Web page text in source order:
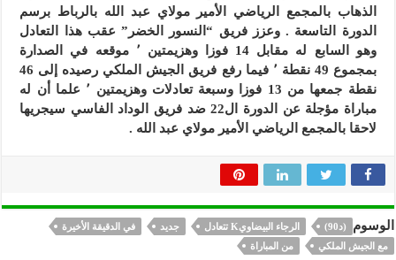
الذهاب بالمجمع الرياضي الأمير مولاي عبد الله بالرباط برسم
الدورة التاسعة . وعزز فريق “النسور الخضر” عقب هذا التعادل
وهو السابع له مقابل 14 فوزا وهزيمتين ٬ موقعه في الصدارة
بمجموع 49 نقطة ٬ فيما رفع فريق الجيش الملكي رصيده إلى 46
نقطة جمعها من 13 فوزا وسبعة تعادلات وهزيمتين ٬ علما أن له
مباراة مؤجلة عن الدورة ال22 ضد فريق الوداد الفاسي سيجريها
لاحقا بالمجمع الرياضي الأمير مولاي عبد الله .
الوسوم (د90) الرجاء البيضاويK تتعادل جديد
في الدقيقة الأخيرة
مع الجيش الملكي
من المباراة